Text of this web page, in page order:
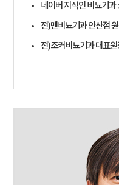
네이버 지식인 비뇨기과
전)맨비뇨기과 안산점
전)조커비뇨기과 대표